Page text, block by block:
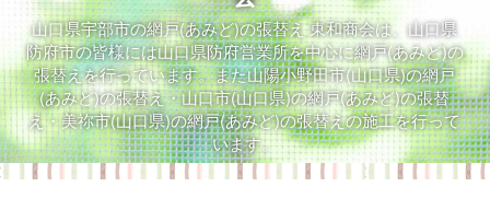
山口県宇部市の網戸(あみど)の張替え 東和商会は、山口県
防府市の皆様には山口県防府営業所を中心に網戸(あみど)の
張替えを行っています。また山陽小野田市(山口県)の網戸
(あみど)の張替え・山口市(山口県)の網戸(あみど)の張替
え・美祢市(山口県)の網戸(あみど)の張替えの施工を行って
います。